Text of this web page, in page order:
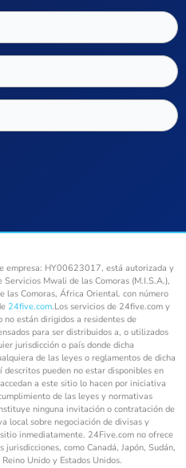
empresa: HY00623017, está autorizada y
Mwali de las Comoras (M.I.S.A.),
las Comoras, África Oriental. con número
24five.com.Los servicios de 24five.com y
están dirigidos a residentes de
para ser distribuidos a, o utilizados
jurisdicción o país donde dicha
de las leyes o reglamentos de dicha
pueden no estar disponibles en
a este sitio lo hacen por iniciativa
de las leyes y normativas
ninguna invitación o contratación de
local sobre negociación de divisas y
inmediatamente. 24Five.com no ofrece
como Canadá, Japón, Sudán,
Unido y Estados Unidos.